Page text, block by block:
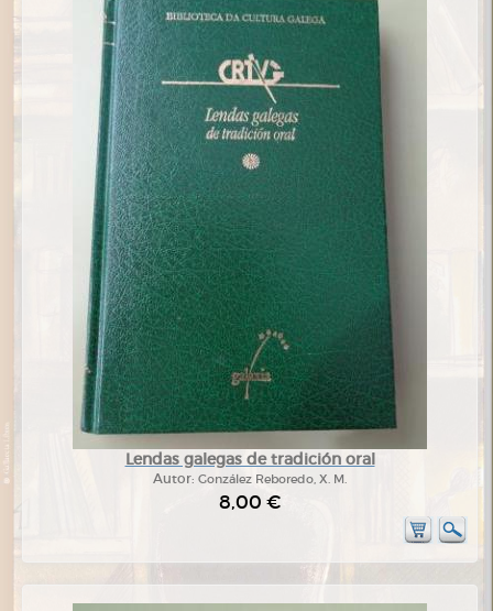
Lendas galegas de tradición oral
Autor: González Reboredo, X. M.
8,00 €